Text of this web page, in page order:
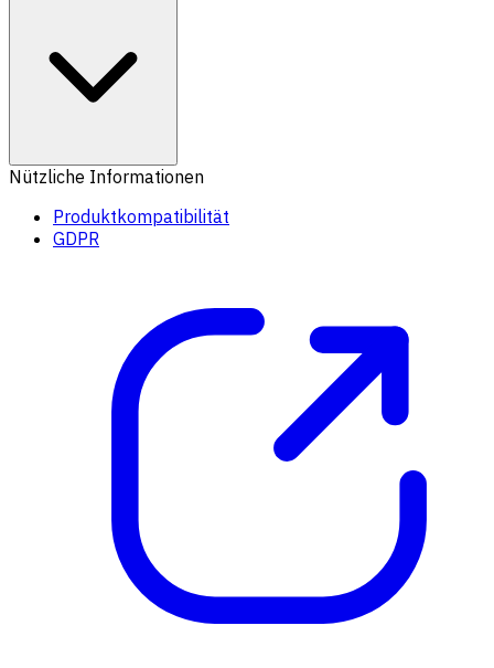
Nützliche Informationen
Produktkompatibilität
GDPR